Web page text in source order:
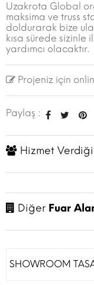
Uzakrota Global
maksima ve truss
doldurarak bize
kısa sürede sizinle
yardımcı olacaktır.
Projeniz için
Paylaş :
Hizmet
Diğer Fuar
SHOWROOM